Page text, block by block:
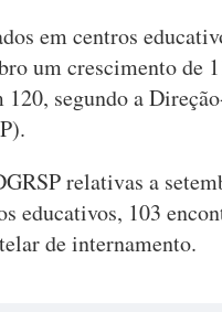
em centros
um crescimento de
segundo a
relativas a
educativos, 103
de internamento.